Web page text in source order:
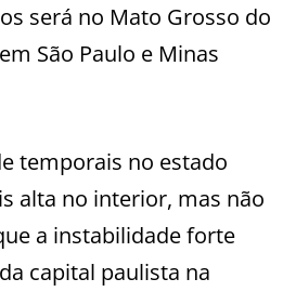
será no Mato Grosso do
São Paulo e Minas
temporais no estado
alta no interior, mas não
a instabilidade forte
capital paulista na